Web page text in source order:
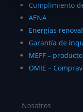
Cumplimiento
AENA
Energías
Garantía de
MEFF –
OMIE –
Nosotros